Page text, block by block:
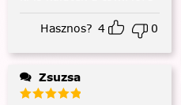
Hasznos? 4 0
Zsuzsa